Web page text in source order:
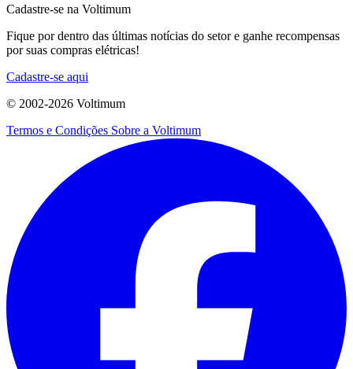
Cadastre-se na Voltimum
Fique por dentro das últimas notícias do setor e ganhe recompensas
por suas compras elétricas!
Cadastre-se aqui
© 2002-2026 Voltimum
Termos e Condições Sobre a Voltimum